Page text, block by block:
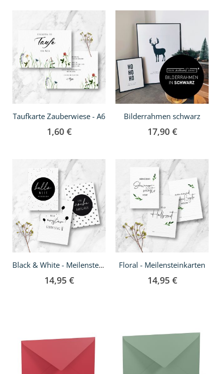
Taufkarte Zauberwiese - A6
1,60 €
Bilderrahmen schwarz
17,90 €
Black & White - Meilensteinkarten
14,95 €
den
Warenkorb
Floral - Meilensteinkarten
14,95 €
Warenkorb